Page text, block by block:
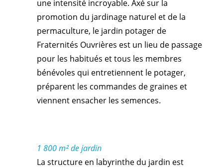
une intensité incroyable. Axé sur la
promotion du jardinage naturel et de la
permaculture, le jardin potager de
Fraternités Ouvrières est un lieu de passage
pour les habitués et tous les membres
bénévoles qui entretiennent le potager,
préparent les commandes de graines et
viennent ensacher les semences.
1 800 m² de jardin
La structure en labyrinthe du jardin est